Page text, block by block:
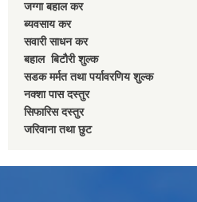
जग्गा बहाल कर
ब्यवसाय कर
सवारी साधन कर
बहाल बिटाैरी शुल्क
सडक मर्मत तथा पर्यावरणिय शुल्क
नक्शा पास दस्तुर
सिफारिस दस्तुर
जरिवाना तथा छुट